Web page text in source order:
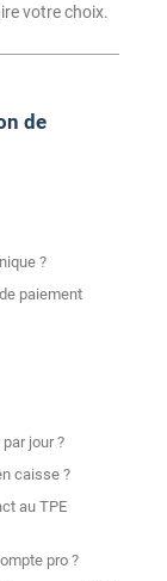
votre choix.
de
?
paiement
jour ?
caisse ?
au TPE
pro ?